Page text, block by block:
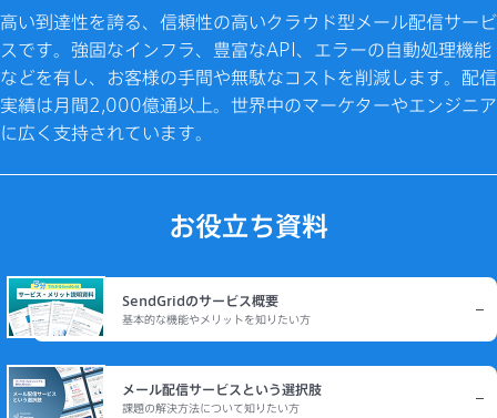
高い到達性を誇る、信頼性の高いクラウド型メール配信サービ
スです。強固なインフラ、豊富なAPI、エラーの自動処理機能
などを有し、お客様の手間や無駄なコストを削減します。配信
実績は月間2,000億通以上。世界中のマーケターやエンジニア
に広く支持されています。
お役立ち資料
SendGridのサービス概要
基本的な機能やメリットを知りたい方
メール配信サービスという選択肢
課題の解決方法について知りたい方